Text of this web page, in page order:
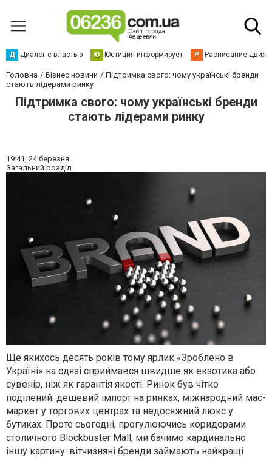
Д Диалог с властью Ю Юстиция информирует Р Расписание
Головна Бізнес новини
Підтримка свого: чому українські бренди
стають лідерами ринку
Підтримка свого: чому українські бренди
стають лідерами ринку
19:41, 24 березня
Загальний розділ
Ще якихось десять років тому ярлик «Зроблено в
Україні» на одязі сприймався швидше як екзотика або
сувенір, ніж як гарантія якості. Ринок був чітко
поділений: дешевий імпорт на ринках, міжнародний мас-
маркет у торгових центрах та недосяжний люкс у
бутиках. Проте сьогодні, прогулюючись коридорами
столичного Blockbuster Mall, ми бачимо кардинально
іншу картину: вітчизняні бренди займають найкращі